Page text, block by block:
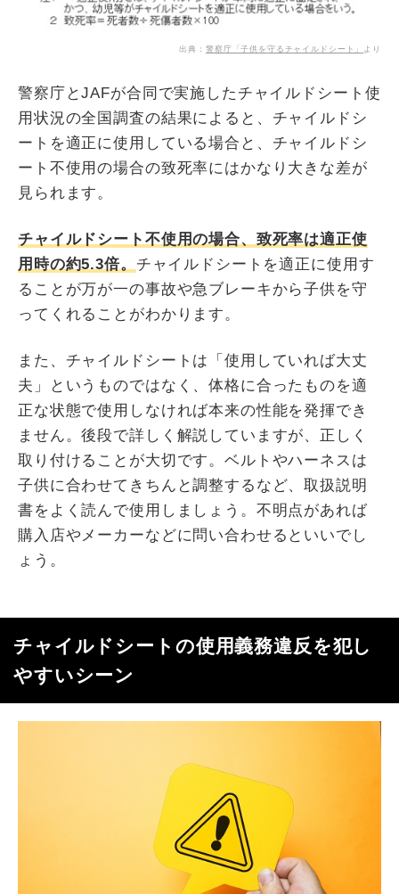
出典： 警察庁「子供を守るチャイルドシート」 より
警察庁とJAFが合同で実施したチャイルドシート使
用状況の全国調査の結果によると、チャイルドシ
ートを適正に使用している場合と、チャイルドシ
ート不使用の場合の致死率にはかなり大きな差が
見られます。
チャイルドシート不使用の場合、致死率は適正使
用時の約5.3倍。 チャイルドシートを適正に使用す
ることが万が一の事故や急ブレーキから子供を守
ってくれることがわかります。
また、チャイルドシートは「使用していれば大丈
夫」というものではなく、体格に合ったものを適
正な状態で使用しなければ本来の性能を発揮でき
ません。後段で詳しく解説していますが、正しく
取り付けることが大切です。ベルトやハーネスは
子供に合わせてきちんと調整するなど、取扱説明
書をよく読んで使用しましょう。不明点があれば
購入店やメーカーなどに問い合わせるといいでし
ょう。
チャイルドシートの使用義務違反を犯し
やすいシーン